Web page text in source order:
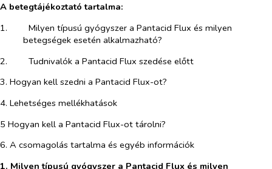
A betegtájékoztató tartalma:
1.​
Milyen típusú gyógyszer a Pantacid Flux és milyen
betegségek esetén alkalmazható?
2.​
Tudnivalók a Pantacid Flux szedése előtt
3. Hogyan kell szedni a Pantacid Flux-ot?
4. Lehetséges mellékhatások
5 Hogyan kell a Pantacid Flux-ot tárolni?
6. A csomagolás tartalma és egyéb információk
1. Milyen típusú gyógyszer a Pantacid Flux és milyen